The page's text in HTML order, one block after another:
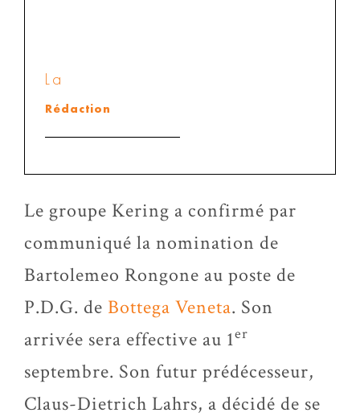
La
Rédaction
Le groupe Kering a confirmé par
communiqué la nomination de
Bartolemeo Rongone au poste de
P.D.G. de Bottega Veneta. Son
arrivée sera effective au 1er
septembre. Son futur prédécesseur,
Claus-Dietrich Lahrs, a décidé de se